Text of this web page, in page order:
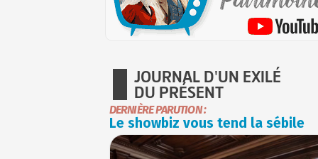
JOURNAL D'UN EXILÉ
DU PRÉSENT
DERNIÈRE PARUTION :
Le showbiz vous tend la sébile